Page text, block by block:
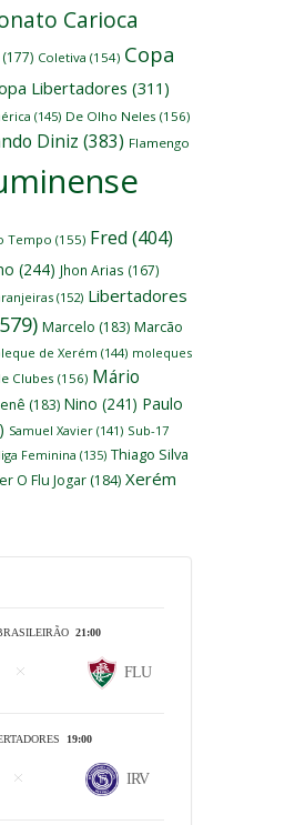
Carioca
(177) Coletiva (154) Copa
Libertadores (311)
(145) De Olho Neles (156)
Diniz (383) Flamengo
Tempo (155) Fred (404)
(244) Jhon Arias (167)
(152) Libertadores
Marcelo (183) Marcão
de Xerém (144) moleques
Clubes (156) Mário
(183) Nino (241) Paulo
Samuel Xavier (141) Sub-17
Feminina (135) Thiago Silva
O Flu Jogar (184) Xerém
21:00
FLU
19:00
IRV